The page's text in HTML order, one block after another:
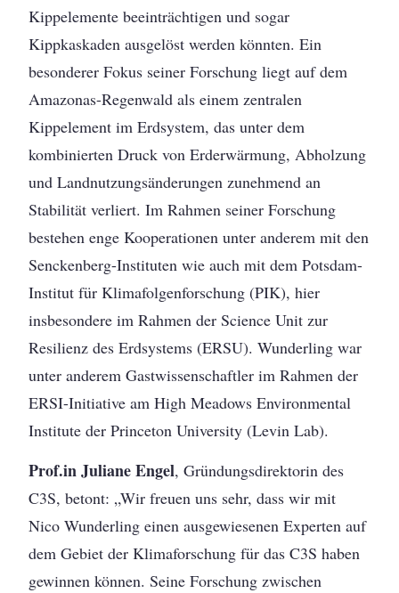
Kippelemente beeinträchtigen und sogar
Kippkaskaden ausgelöst werden könnten. Ein
besonderer Fokus seiner Forschung liegt auf dem
Amazonas-Regenwald als einem zentralen
Kippelement im Erdsystem, das unter dem
kombinierten Druck von Erderwärmung, Abholzung
und Landnutzungsänderungen zunehmend an
Stabilität verliert. Im Rahmen seiner Forschung
bestehen enge Kooperationen unter anderem mit den
Senckenberg-Instituten wie auch mit dem Potsdam-
Institut für Klimafolgenforschung (PIK), hier
insbesondere im Rahmen der Science Unit zur
Resilienz des Erdsystems (ERSU). Wunderling war
unter anderem Gastwissenschaftler im Rahmen der
ERSI-Initiative am High Meadows Environmental
Institute der Princeton University (Levin Lab).
Prof.in Juliane Engel, Gründungsdirektorin des
C3S, betont: „Wir freuen uns sehr, dass wir mit
Nico Wunderling einen ausgewiesenen Experten auf
dem Gebiet der Klimaforschung für das C3S haben
gewinnen können. Seine Forschung zwischen